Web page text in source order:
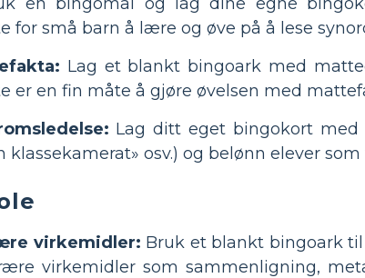
for små barn å lære og øve på å lese
Lag et blankt bingoark med
er en fin måte å gjøre øvelsen med
Lag ditt eget bingokort med
klassekamerat» osv.) og belønn elever
virkemidler: Bruk et blankt bingoark
virkemidler som sammenligning,